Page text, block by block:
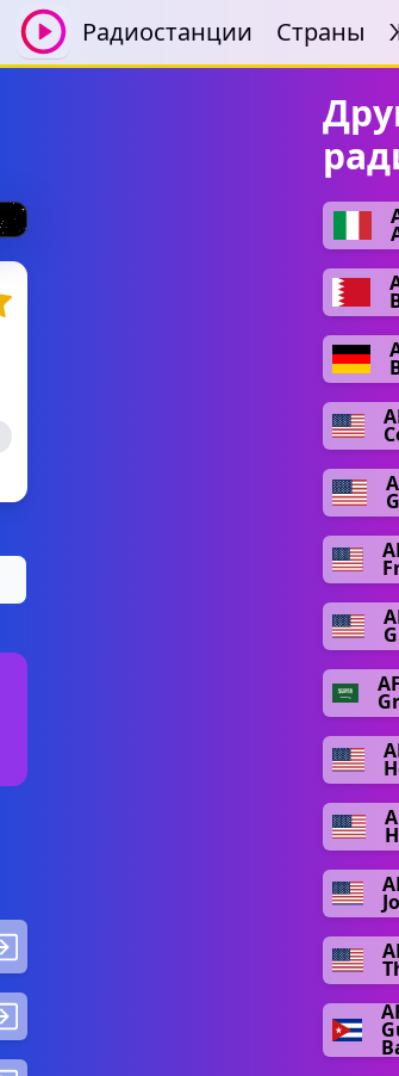
Радиостанции Страны